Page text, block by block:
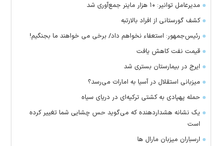
مدیرعامل توانیر: ۱۰ هزار ماینر جمع‌آوری شد
کشف گورستانی از افراد بالارتبه
رئیس‌جمهور: استعفاء نخواهم داد/ برخی می خواهند ما بجنگیم!
قیمت نفت کاهش یافت
ایرج در بیمارستان بستری شد
میزبانی استقلال در آسیا به امارات می‌رسد؟
حمله پهپادی به کشتی ترکیه‌ای در دریای سیاه
یک نشانه هشداردهنده که می‌گوید حس چشایی شما تغییر کرده
است
ارسباران میزبان مارال ها